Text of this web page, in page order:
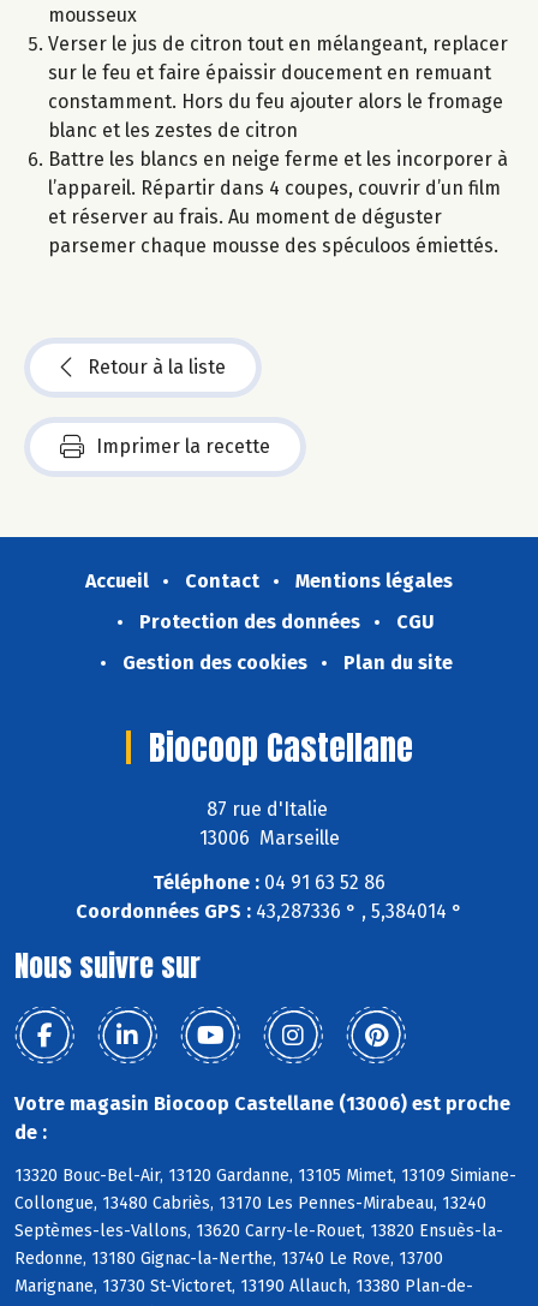
mousseux
Verser le jus de citron tout en mélangeant, replacer
sur le feu et faire épaissir doucement en remuant
constamment. Hors du feu ajouter alors le fromage
blanc et les zestes de citron
Battre les blancs en neige ferme et les incorporer à
l’appareil. Répartir dans 4 coupes, couvrir d’un film
et réserver au frais. Au moment de déguster
parsemer chaque mousse des spéculoos émiettés.
Retour à la liste
Imprimer la recette
Accueil Contact
Mentions légales
Protection des données
CGU
Gestion des cookies
Plan du site
Biocoop Castellane
87 rue d'Italie
13006 Marseille
Téléphone : 04 91 63 52 86
Coordonnées GPS : 43,287336 ° , 5,384014 °
Nous suivre sur
Votre magasin Biocoop Castellane (13006) est proche
de :
13320 Bouc-Bel-Air, 13120 Gardanne, 13105 Mimet, 13109 Simiane-
Collongue, 13480 Cabriès, 13170 Les Pennes-Mirabeau, 13240
Septèmes-les-Vallons, 13620 Carry-le-Rouet, 13820 Ensuès-la-
Redonne, 13180 Gignac-la-Nerthe, 13740 Le Rove, 13700
Marignane, 13730 St-Victoret, 13190 Allauch, 13380 Plan-de-